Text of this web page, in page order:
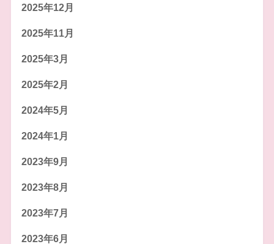
2025年12月
2025年11月
2025年3月
2025年2月
2024年5月
2024年1月
2023年9月
2023年8月
2023年7月
2023年6月